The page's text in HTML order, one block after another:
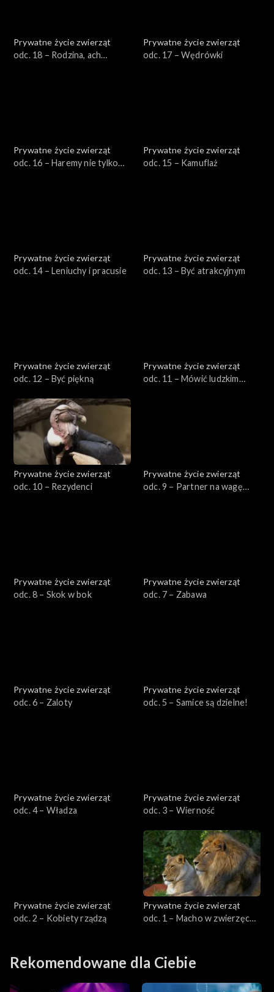
Prywatne życie zwierząt
odc. 18 – Rodzina, ach
Prywatne życie zwierząt
odc. 17 – Wędrówki
Prywatne życie zwierząt
odc. 16 – Haremy nie tylko
Prywatne życie zwierząt
odc. 15 – Kamuflaż
Prywatne życie zwierząt
odc. 14 – Leniuchy i pracusie
Prywatne życie zwierząt
odc. 13 – Być atrakcyjnym
Prywatne życie zwierząt
odc. 12 – Być piękną
Prywatne życie zwierząt
odc. 11 – Mówić ludzkim
Prywatne życie zwierząt
odc. 10 – Rezydenci
Prywatne życie zwierząt
odc. 9 – Partner na wagę
Prywatne życie zwierząt
odc. 8 – Skok w bok
Prywatne życie zwierząt
odc. 7 – Zabawa
Prywatne życie zwierząt
odc. 6 – Zaloty
Prywatne życie zwierząt
odc. 5 – Samice są dzielne!
Prywatne życie zwierząt
odc. 4 – Władza
Prywatne życie zwierząt
odc. 3 – Wierność
Prywatne życie zwierząt
odc. 2 – Kobiety rządzą
Prywatne życie zwierząt
odc. 1 – Macho w zwierzęcej
Rekomendowane dla Ciebie